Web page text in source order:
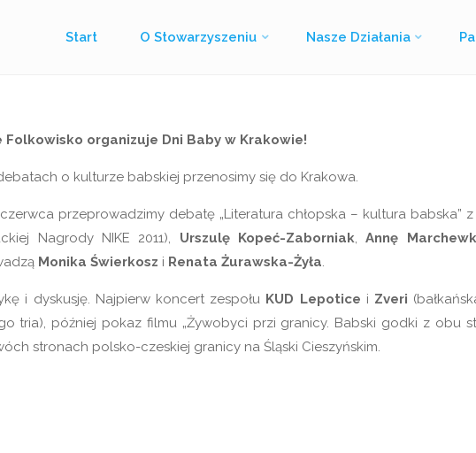
Start O Stowarzyszeniu Nasze Działania
Folkowisko organizuje Dni Baby w Krakowie!
o kulturze babskiej przenosimy się do Krakowa.
przeprowadzimy debatę „Literatura chłopska – kultura babska” z
Nagrody NIKE 2011), Urszulę Kopeć-Zaborniak,Annę
Monika Świerkosz i Renata Żurawska-Żyła.
i dyskusję. Najpierw koncert zespołu KUD Lepotice i Zveri
tria), później pokaz filmu „Żywobyci przi granicy. Babski godki z obu
stronach polsko-czeskiej granicy na Śląski Cieszyńskim.